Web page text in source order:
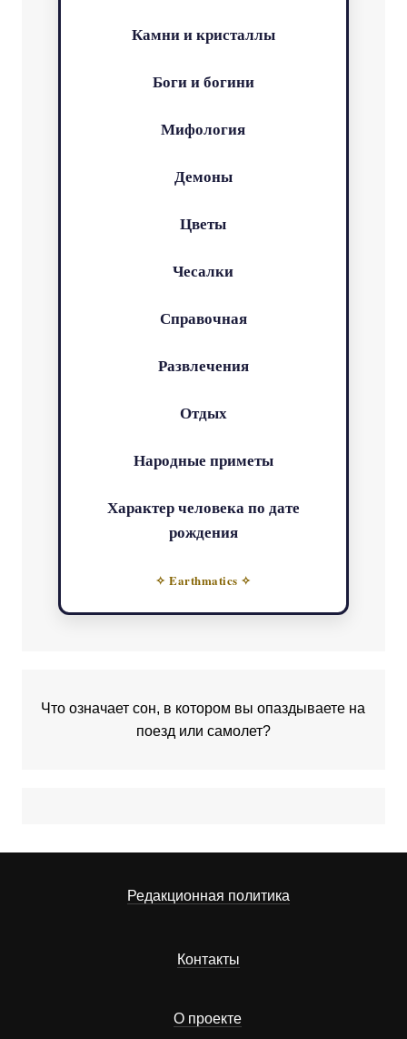
Камни и кристаллы
Боги и богини
Мифология
Демоны
Цветы
Чесалки
Справочная
Развлечения
Отдых
Народные приметы
Характер человека по дате
рождения
✧ Earthmatics ✧
Что означает сон, в котором вы опаздываете на
поезд или самолет?
Редакционная политика
Контакты
О проекте